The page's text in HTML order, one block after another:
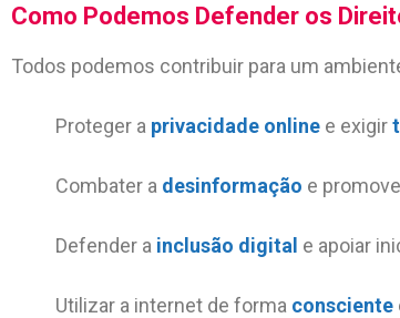
Como Podemos Defender os
Todos podemos contribuir para um
Proteger a privacidade online e exigir
Combater a desinformação e
Defender a inclusão digital e apoiar
Utilizar a internet de forma consciente